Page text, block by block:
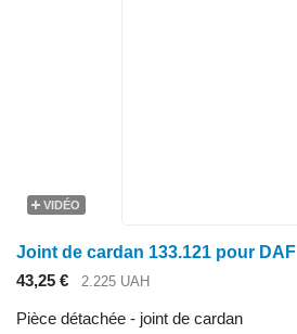
VIDÉO
Joint de cardan 133.121 pour DAF
43,25 €
2.225 UAH
Pièce détachée - joint de cardan